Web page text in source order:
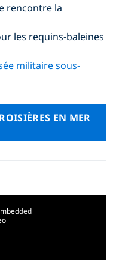
rencontre la
les requins-baleines
militaire sous-
EN MER